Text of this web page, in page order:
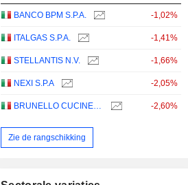
BANCO BPM S.P.A. -1,02%
ITALGAS S.P.A. -1,41%
STELLANTIS N.V. -1,66%
NEXI S.P.A -2,05%
BRUNELLO CUCINELLI S.P.A. -2,60%
Zie de rangschikking